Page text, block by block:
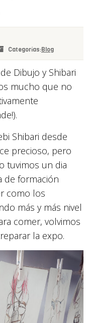
Categorías:Blog
Dibujo y Shibari
mucho que no
Shibari desde
precioso, pero
tuvimos un dia
de formación
como los
más y más nivel
comer, volvimos
la expo.